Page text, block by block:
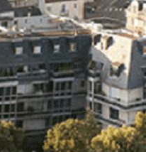
affichées